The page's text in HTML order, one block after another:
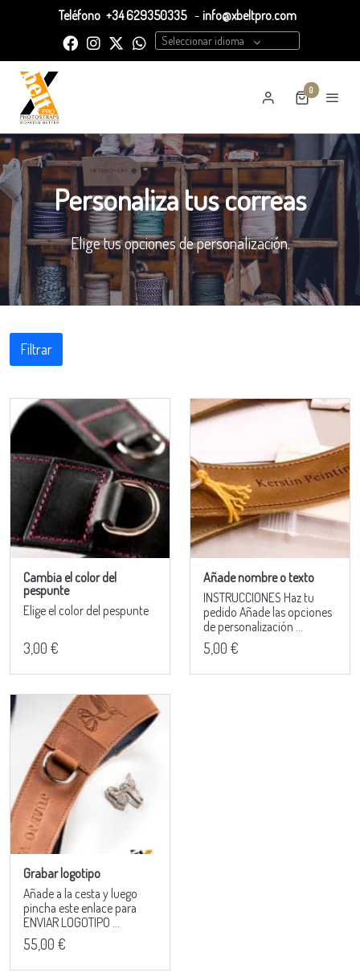
Teléfono +34 629350335 - info@xbeltpro.com
Seleccionar idioma
0
Personaliza tus correas
Elige tus opciones de personalización.
Filtrar
Cambia el color del
pespunte
Elige el color del pespunte
3,00 €
Añade nombre o texto
INSTRUCCIONES Haz tu
pedido Añade las opciones
de personalización ...
5,00 €
Grabar logotipo
Añade a la cesta y luego
pincha este enlace para
ENVIAR LOGOTIPO ...
55,00 €